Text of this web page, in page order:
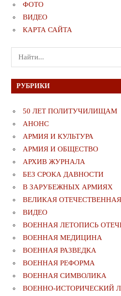
ФОТО
ВИДЕО
КАРТА САЙТА
Поиск
для:
РУБРИКИ
50 ЛЕТ ПОЛИТУЧИЛИЩАМ
АНОНС
АРМИЯ И КУЛЬТУРА
АРМИЯ И ОБЩЕСТВО
АРХИВ ЖУРНАЛА
БЕЗ СРОКА ДАВНОСТИ
В ЗАРУБЕЖНЫХ АРМИЯХ
ВЕЛИКАЯ ОТЕЧЕСТВЕННАЯ
ВИДЕО
ВОЕННАЯ ЛЕТОПИСЬ
ВОЕННАЯ МЕДИЦИНА
ВОЕННАЯ РАЗВЕДКА
ВОЕННАЯ РЕФОРМА
ВОЕННАЯ СИМВОЛИКА
ВОЕННО-ИСТОРИЧЕСКИЙ